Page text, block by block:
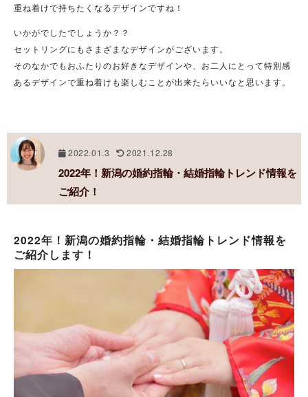
重ね着けで持ちたくなるデザインですね！
いかがでしたでしょうか？？
セットリングにもさまざまなデザインがございます。
そのなかでもおふたりのお好きなデザインや、お二人にとって特別感
あるデザインで重ね着けも楽しむことが出来たらいいなと思います。
2022.01.3 2021.12.28
2022年！新潟の婚約指輪・結婚指輪トレンド情報を
ご紹介！
2022年！新潟の婚約指輪・結婚指輪トレンド情報を
ご紹介します！